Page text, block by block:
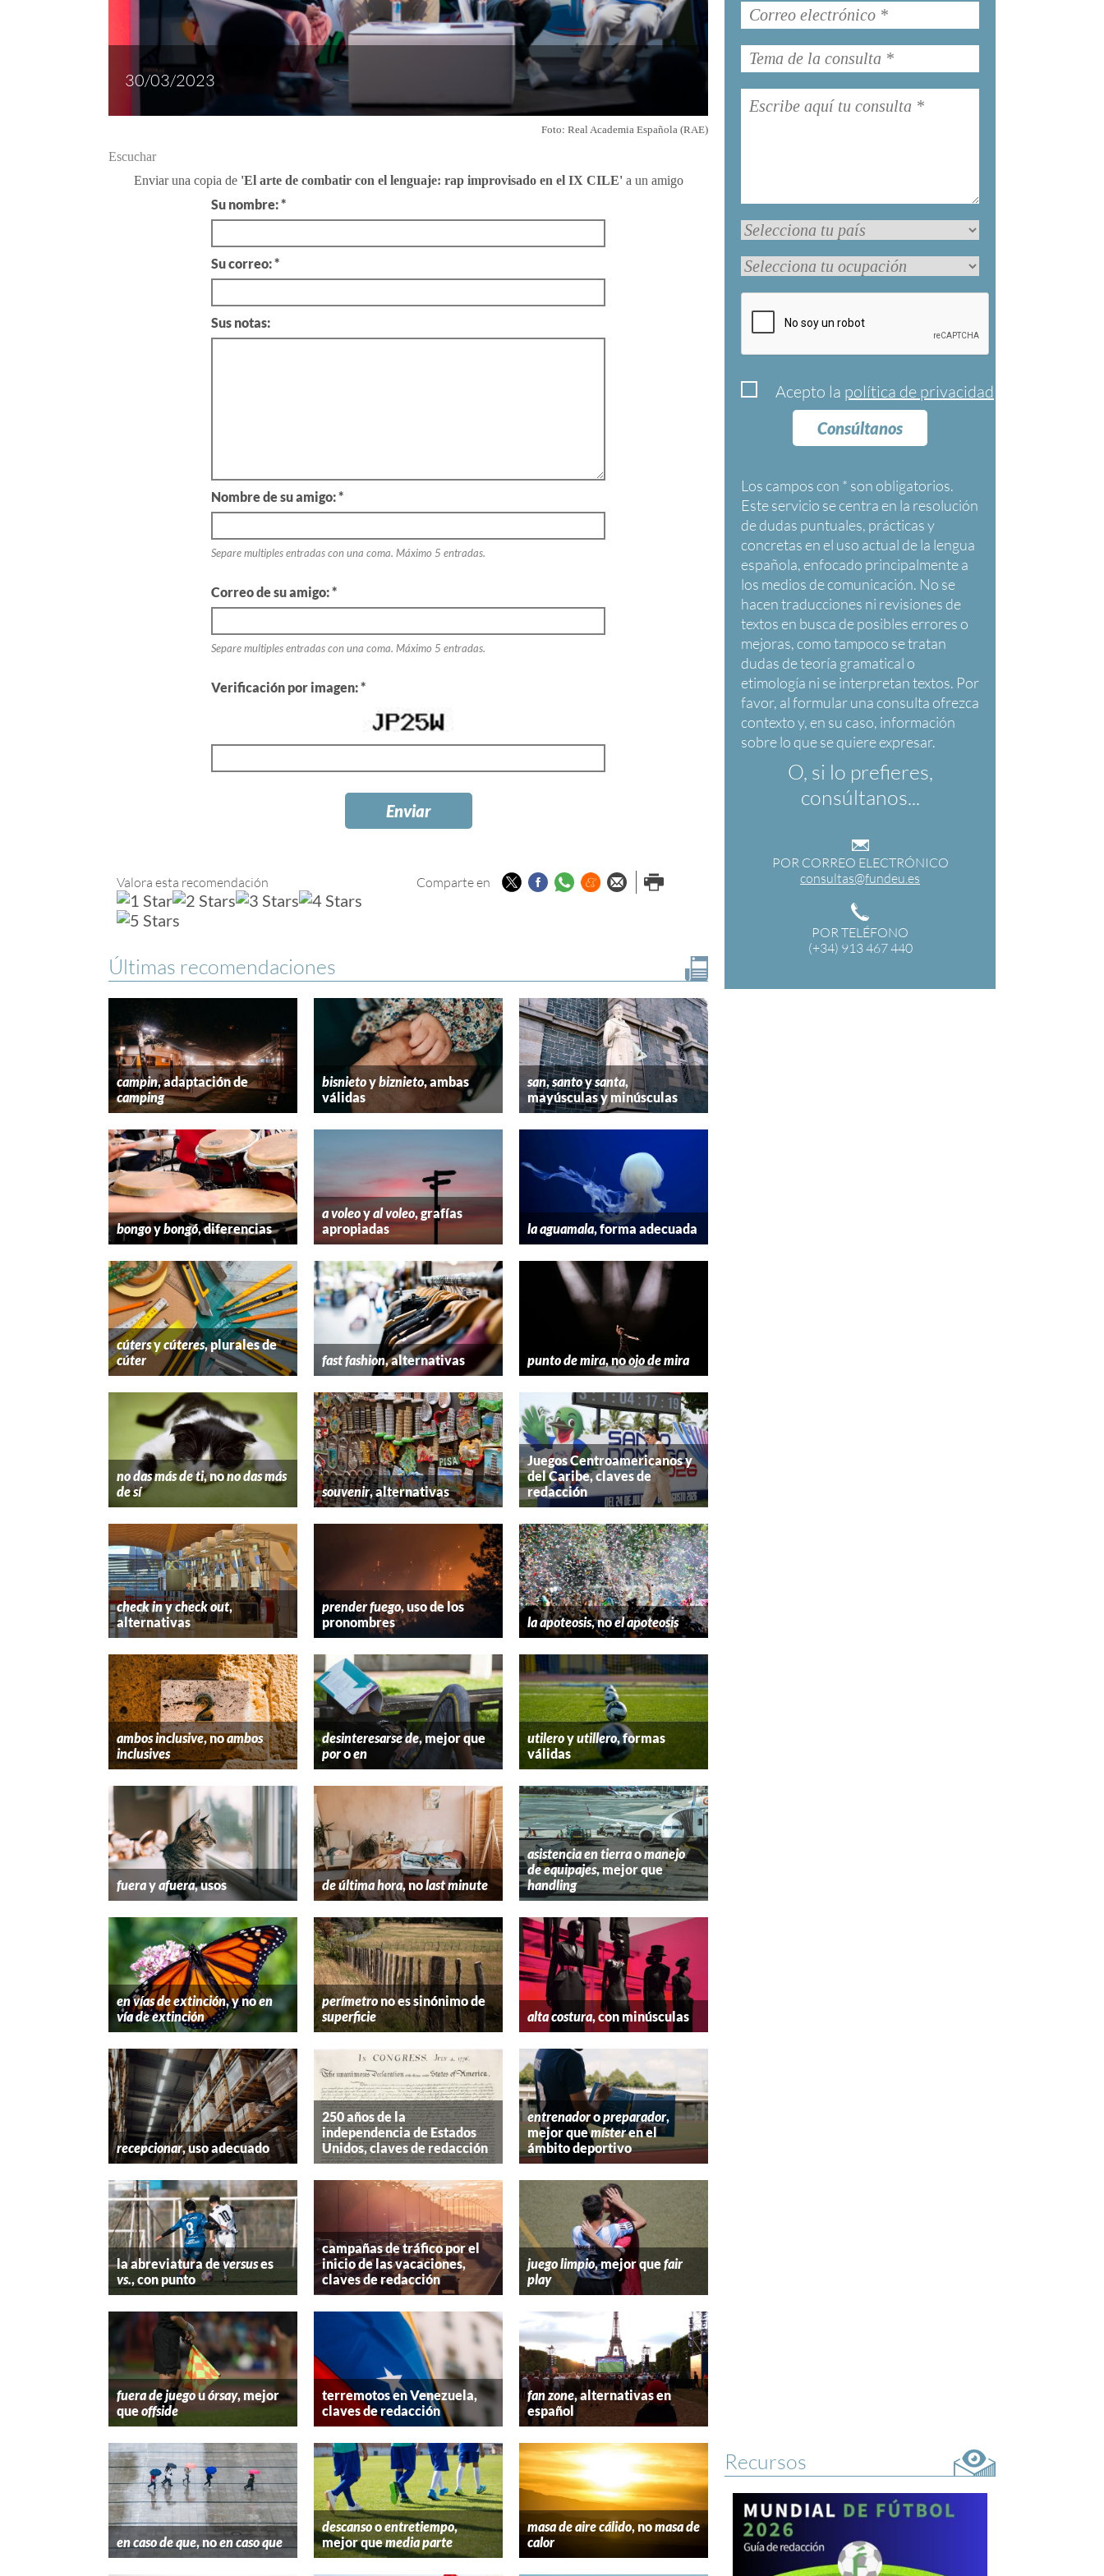
Acepto la política de privacidad
Consúltanos
Los campos con * son obligatorios
O, si lo prefieres,
consúltanos...
POR CORREO ELECTRÓNICO
consultas@fundeu.es
POR TELÉFONO
(+34) 913 467 440
30/03/2023
Foto: Real Academia Española (RAE)
Escuchar
Enviar una copia de 'El arte de combatir con el lenguaje: rap improvisado en el IX CILE'a un amigo
Su nombre: *
Su correo: *
Sus notas:
Nombre de su amigo: *
Separe multiples entradas con una coma. Máximo 5 entradas.
Correo de su amigo: *
Separe multiples entradas con una coma. Máximo 5 entradas.
Verificación por imagen: *
Valora esta recomendación Comparte en TwitterFacebook
Whatsapp
Menéame
Enviar porImprimir
Últimas recomendaciones
campin, adaptación de
camping
bisnietoybiznieto, ambas
válidas
san,santoysanta,
mayúsculas y minúsculas
bongoybongó, diferencias
a voleoyal voleo, grafías
apropiadas
la aguamala, forma adecuada
cútersycúteres, plurales de
cúter
fast fashion, alternativas punto de mira, noojo de mira
no das más de ti, nono das más
de sí
souvenir, alternativas
Juegos Centroamericanos y
del Caribe, claves de
redacción
check inycheck out,
alternativas
prender fuego, uso de los
pronombres
la apoteosis, noel apoteosis
ambos inclusive, noambos
inclusives
desinteresarse de, mejor que
poroen
utileroyutillero, formas
válidas
fuerayafuera, usos de última hora, nolast minute
asistencia en tierraomanejo
de equipajes, mejor que
handling
en vías de extinción, y noen
vía de extinción
perímetrono es sinónimo de
superficie
alta costura, con minúsculas
recepcionar, uso adecuado
250 años de la
independencia de Estados
Unidos, claves de redacción
entrenadoropreparador,
mejor quemísteren el
ámbito deportivo
la abreviatura deversuses
vs., con punto
campañas de tráfico por el
inicio de las vacaciones,
claves de redacción
juego limpio, mejor quefair
play
fuera de juegouórsay, mejor
queoffside
terremotos en Venezuela,
claves de redacción
fan zone, alternativas en
español
en caso de que, noen caso que
descansooentretiempo,
mejor quemedia parte
masa de aire cálido, nomasa de
calor
Recursos